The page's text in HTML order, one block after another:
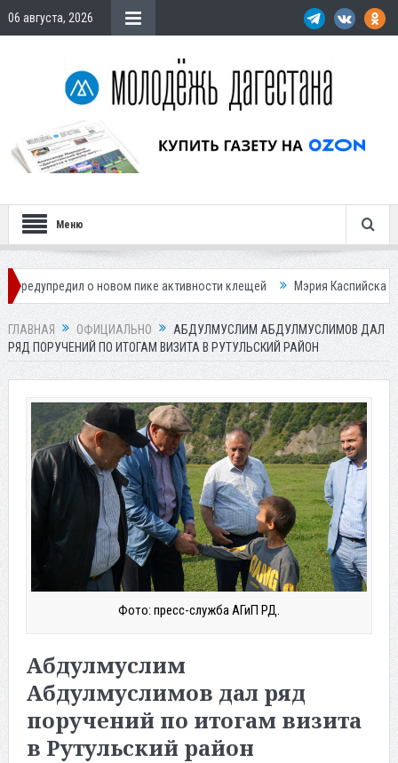
06 августа, 2026
Меню
новом пике активности клещей Мэрия Каспийска назвала
ГЛАВНАЯ ОФИЦИАЛЬНО
АБДУЛМУСЛИМ АБДУЛМУСЛИМОВ ДАЛ
РЯД ПОРУЧЕНИЙ ПО ИТОГАМ ВИЗИТА В РУТУЛЬСКИЙ РАЙОН
Фото: пресс-служба АГиП РД.
Абдулмуслим
Абдулмуслимов дал ряд
поручений по итогам визита
в Рутульский район